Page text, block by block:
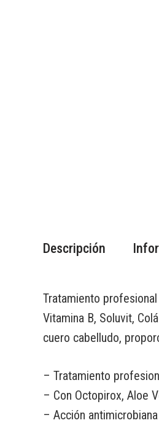
Descripción
Tratamiento
Vitamina B, Soluvit,
cuero cabelludo,
– Tratamiento
– Con Octopirox, Aloe
– Acción